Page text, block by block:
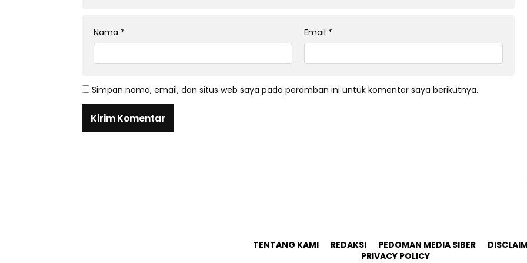
Nama * Email *
Simpan nama, email, dan situs web saya pada peramban ini untuk komentar saya berikutnya.
TENTANG KAMI REDAKSI PEDOMAN MEDIA SIBER
PRIVACY POLICY